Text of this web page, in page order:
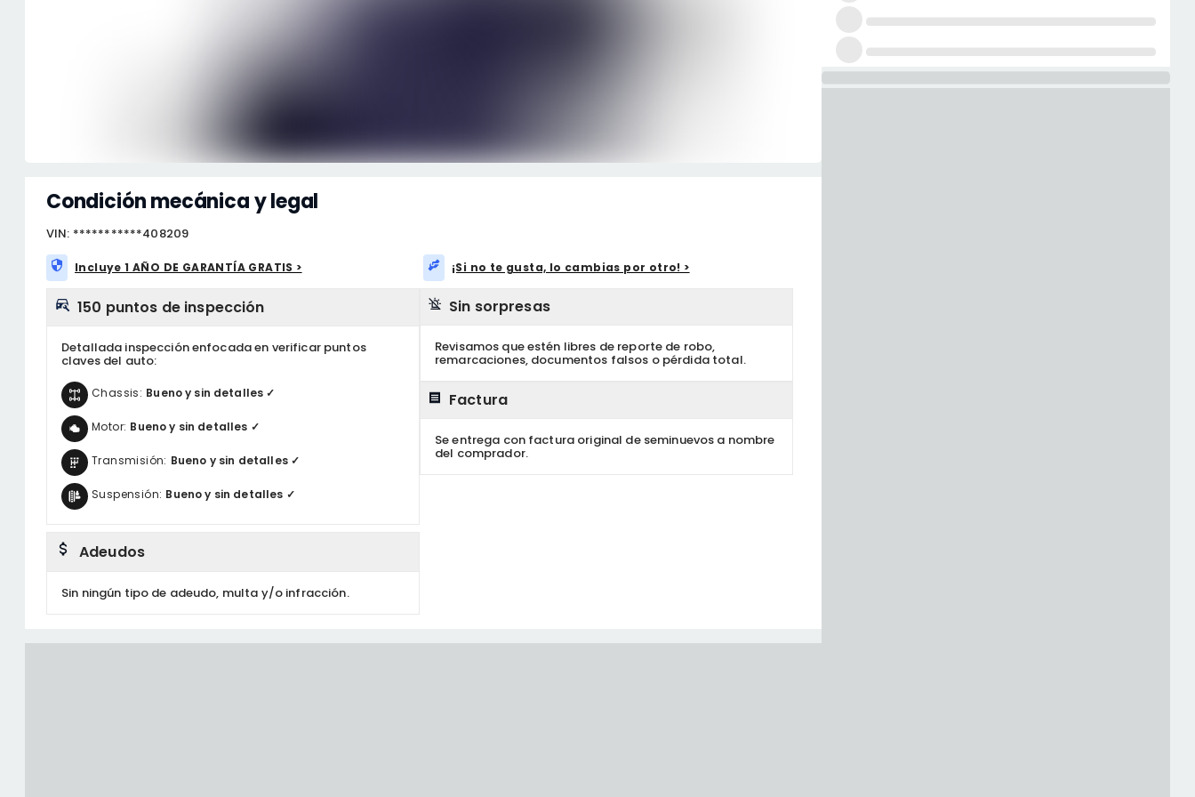
Condición mecánica y legal
VIN: ***********408209
Incluye 1 AÑO DE GARANTÍA GRATIS > ¡Si no te gusta, lo cambias por otro! >
150 puntos de inspección
Detallada inspección enfocada en verificar puntos
claves del auto:
Chassis: Bueno y sin detalles ✓
Motor: Bueno y sin detalles ✓
Transmisión: Bueno y sin detalles ✓
Suspensión: Bueno y sin detalles ✓
Adeudos
Sin ningún tipo de adeudo, multa y/o infracción.
Sin sorpresas
Revisamos que estén libres de reporte de robo,
remarcaciones, documentos falsos o pérdida total.
Factura
Se entrega con factura original de seminuevos a nombre
del comprador.